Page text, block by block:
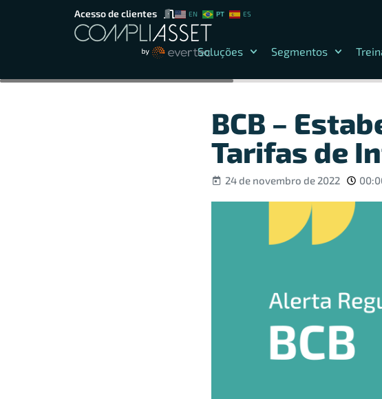
Acesso de clientes EN PT ES
Soluções Segmentos
BCB –
Tarifas de
24 de novembro de 2022